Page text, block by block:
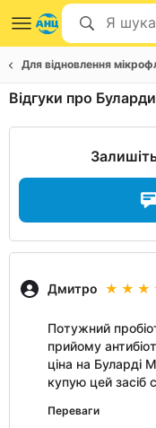
Для відновлення
Відгуки про
Дмитро
Потужний
прийому
ціна на Буларді
купую цей засіб
Переваги